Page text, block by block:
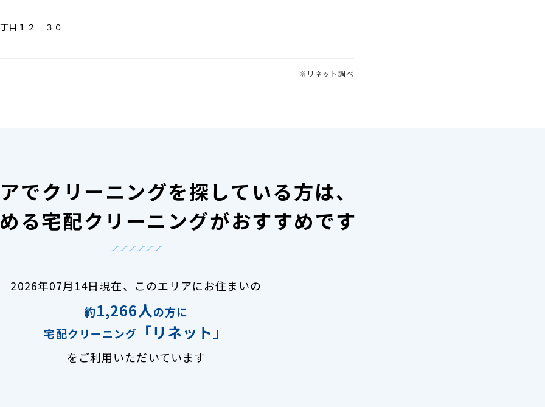
目１２－３０
※リネット調べ
でクリーニングを探している方は、
る宅配クリーニングがおすすめです
2026年07月14日現在、
このエリアにお住まいの
約1,266人の方に
宅配クリーニング
「リネット」
をご利用いただいています